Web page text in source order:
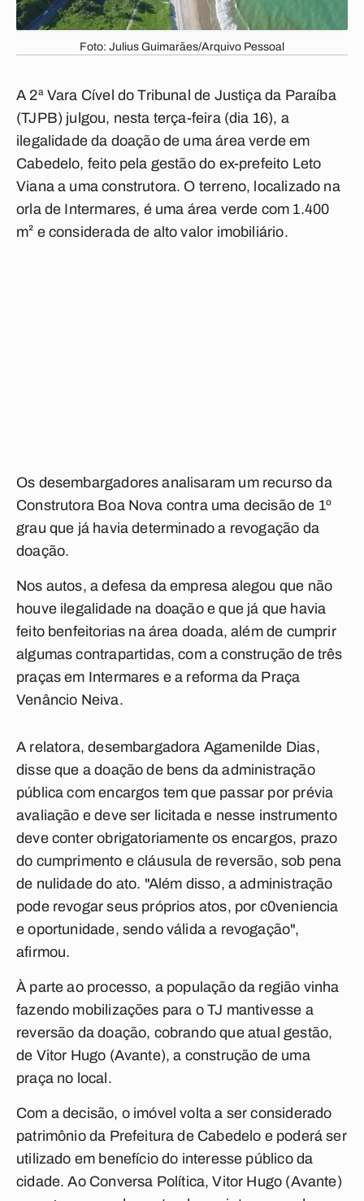
Foto: Julius Guimarães/Arquivo Pessoal
A 2ª Vara Cível do Tribunal de Justiça da Paraíba
(TJPB) julgou, nesta terça-feira (dia 16), a
ilegalidade da doação de uma área verde em
Cabedelo, feito pela gestão do ex-prefeito Leto
Viana a uma construtora. O terreno, localizado na
orla de Intermares, é uma área verde com 1.400
m² e considerada de alto valor imobiliário.
Os desembargadores analisaram um recurso da
Construtora Boa Nova contra uma decisão de 1º
grau que já havia determinado a revogação da
doação.
Nos autos, a defesa da empresa alegou que não
houve ilegalidade na doação e que já que havia
feito benfeitorias na área doada, além de cumprir
algumas contrapartidas, com a construção de três
praças em Intermares e a reforma da Praça
Venâncio Neiva.
A relatora, desembargadora Agamenilde Dias,
disse que a doação de bens da administração
pública com encargos tem que passar por prévia
avaliação e deve ser licitada e nesse instrumento
deve conter obrigatoriamente os encargos, prazo
do cumprimento e cláusula de reversão, sob pena
de nulidade do ato. "Além disso, a administração
pode revogar seus próprios atos, por c0veniencia
e oportunidade, sendo válida a revogação",
afirmou.
À parte ao processo, a população da região vinha
fazendo mobilizações para o TJ mantivesse a
reversão da doação, cobrando que atual gestão,
de Vitor Hugo (Avante), a construção de uma
praça no local.
Com a decisão, o imóvel volta a ser considerado
patrimônio da Prefeitura de Cabedelo e poderá ser
utilizado em benefício do interesse público da
cidade. Ao Conversa Política, Vitor Hugo (Avante)